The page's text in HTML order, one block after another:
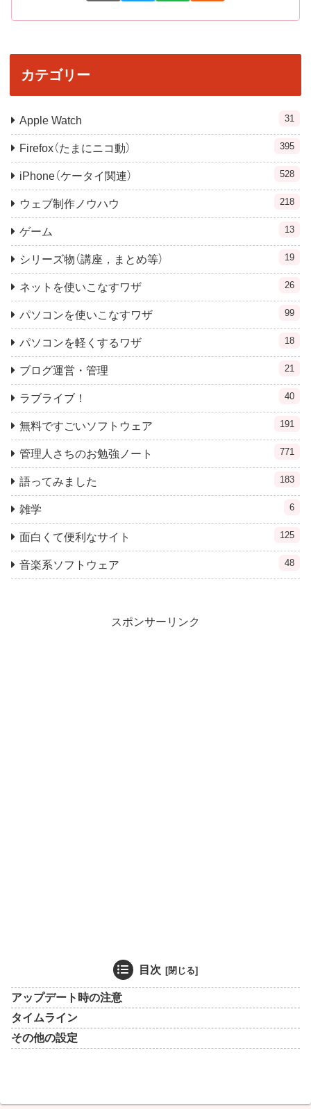
カテゴリー
Apple Watch 31
Firefox（たまにニコ動） 395
iPhone（ケータイ関連） 528
ウェブ制作ノウハウ 218
ゲーム 13
シリーズ物（講座，まとめ等） 19
ネットを使いこなすワザ 26
パソコンを使いこなすワザ 99
パソコンを軽くするワザ 18
ブログ運営・管理 21
ラブライブ！ 40
無料ですごいソフトウェア 191
管理人さちのお勉強ノート 771
語ってみました 183
雑学 6
面白くて便利なサイト 125
音楽系ソフトウェア 48
スポンサーリンク
目次
アップデート時の注意
タイムライン
その他の設定